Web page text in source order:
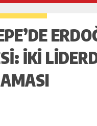
İKI